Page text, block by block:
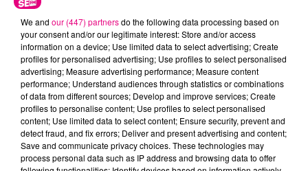
Cancer Lion Vierge
We and our (447) partnersdo the following data processing based on
your consent and/or our legitimate interest: Store and/or access
information on a device; Use limited data to select advertising; Create
profiles for personalised advertising; Use profiles to select personalised
advertising; Measure advertising performance; Measure content
performance; Understand audiences through statistics or combinations
of data from different sources; Develop and improve services; Create
profiles to personalise content; Use profiles to select personalised
content; Use limited data to select content; Ensure security, prevent and
detect fraud, and fix errors; Deliver and present advertising and content;
Save and communicate privacy choices. These technologies may
process personal data such as IP address and browsing data to offer